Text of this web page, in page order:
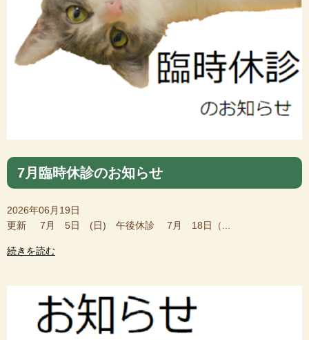
7月臨時休診のお知らせ
2026年06月19日
更新 7月 5日 (日) 午後休診 7月 18日（...
続きを読む